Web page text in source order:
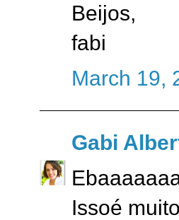
Beijos,
fabi
March 19,
Gabi
Issoé